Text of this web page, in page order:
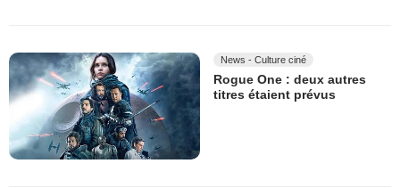
News - Culture ciné
Rogue One : deux autres
titres étaient prévus